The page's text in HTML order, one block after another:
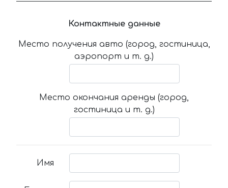
Контактные данные
Место получения авто (город, гостиница,
аэропорт и т. д.)
Место окончания аренды (город,
гостиница и т. д.)
Имя